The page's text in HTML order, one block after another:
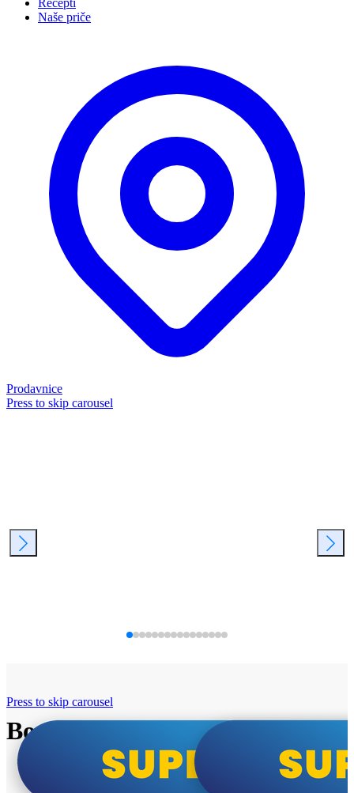
Recepti
Naše priče
Prodavnice
Press to skip carousel
Bosch super cene
Press to skip carousel